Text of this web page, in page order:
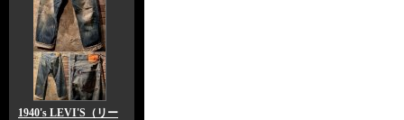
1940's LEVI'S（リー